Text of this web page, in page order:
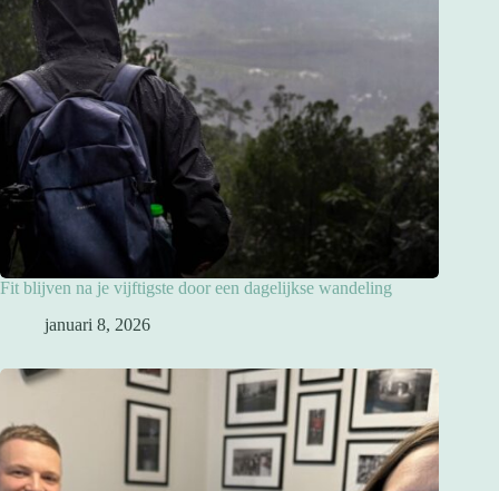
Fit blijven na je vijftigste door een dagelijkse wandeling
januari 8, 2026